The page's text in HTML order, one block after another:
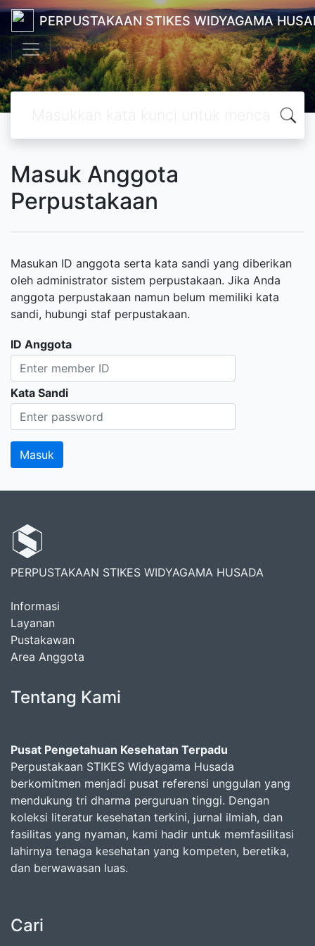
PERPUSTAKAAN STIKES WIDYAGAMA
Masuk Anggota
Perpustakaan
Masukan ID anggota serta kata sandi yang diberikan
oleh administrator sistem perpustakaan. Jika Anda
anggota perpustakaan namun belum memiliki kata
sandi, hubungi staf perpustakaan.
ID Anggota
Kata Sandi
PERPUSTAKAAN STIKES WIDYAGAMA HUSADA
Informasi
Layanan
Pustakawan
Area Anggota
Tentang Kami
Pusat Pengetahuan Kesehatan Terpadu
Perpustakaan STIKES Widyagama Husada
berkomitmen menjadi pusat referensi unggulan yang
mendukung tri dharma perguruan tinggi. Dengan
koleksi literatur kesehatan terkini, jurnal ilmiah, dan
fasilitas yang nyaman, kami hadir untuk memfasilitasi
lahirnya tenaga kesehatan yang kompeten, beretika,
dan berwawasan luas.
Cari